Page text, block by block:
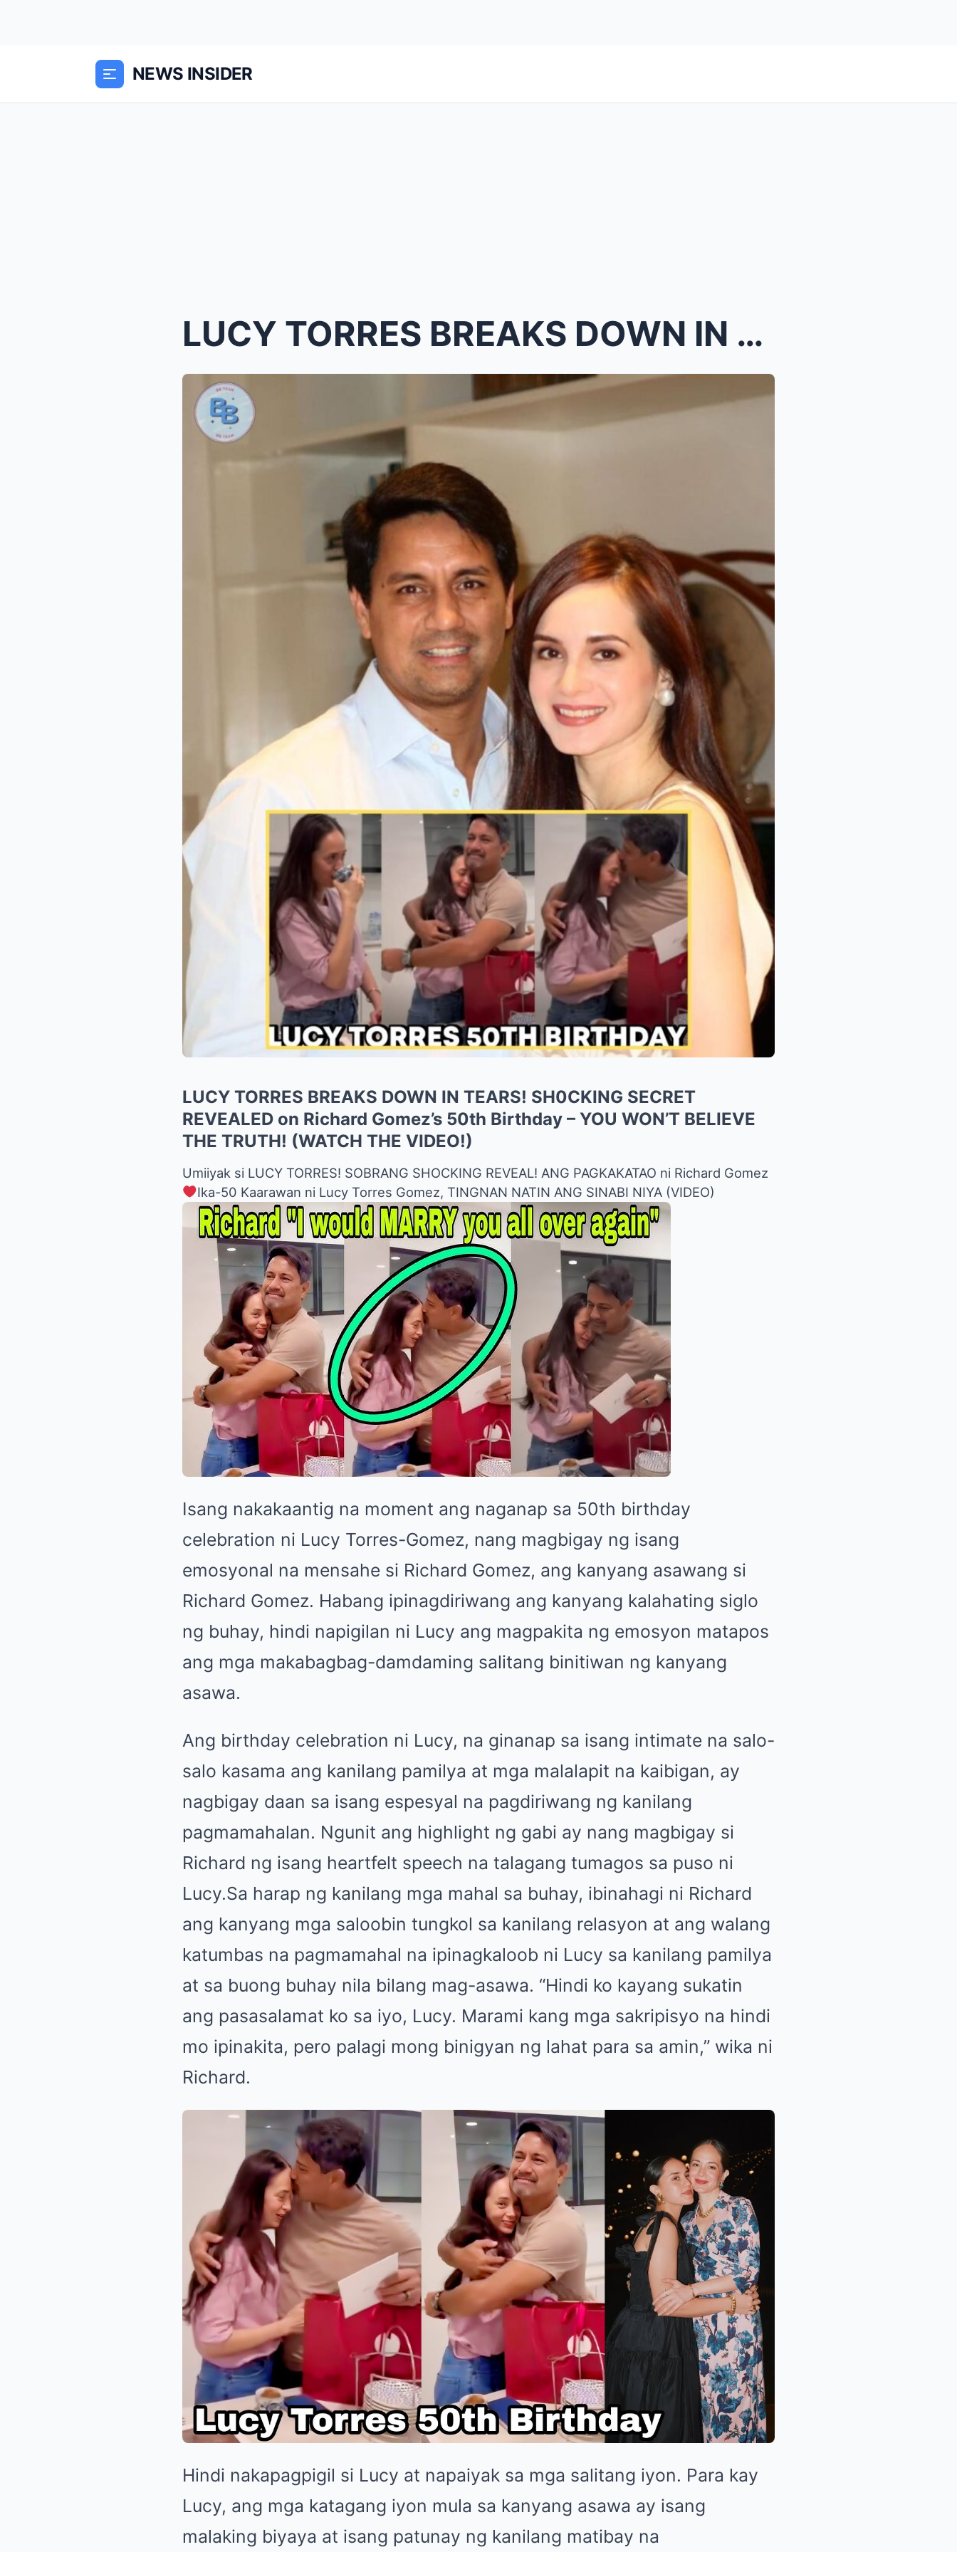
NEWS INSIDER
LUCY TORRES BREAKS DOWN IN TEARS! SH0CKING SECRET ...
LUCY TORRES BREAKS DOWN IN TEARS! SH0CKING SECRET
REVEALED on Richard Gomez’s 50th Birthday – YOU WON’T BELIEVE
THE TRUTH! (WATCH THE VIDEO!)
Umiiyak si LUCY TORRES! SOBRANG SHOCKING REVEAL! ANG PAGKAKATAO ni Richard Gomez
Ika-50 Kaarawan ni Lucy Torres Gomez, TINGNAN NATIN ANG SINABI NIYA (VIDEO)
Isang nakakaantig na moment ang naganap sa 50th birthday
celebration ni Lucy Torres-Gomez, nang magbigay ng isang
emosyonal na mensahe si Richard Gomez, ang kanyang asawang si
Richard Gomez. Habang ipinagdiriwang ang kanyang kalahating siglo
ng buhay, hindi napigilan ni Lucy ang magpakita ng emosyon matapos
ang mga makabagbag-damdaming salitang binitiwan ng kanyang
asawa.
Ang birthday celebration ni Lucy, na ginanap sa isang intimate na salo-
salo kasama ang kanilang pamilya at mga malalapit na kaibigan, ay
nagbigay daan sa isang espesyal na pagdiriwang ng kanilang
pagmamahalan. Ngunit ang highlight ng gabi ay nang magbigay si
Richard ng isang heartfelt speech na talagang tumagos sa puso ni
Lucy.Sa harap ng kanilang mga mahal sa buhay, ibinahagi ni Richard
ang kanyang mga saloobin tungkol sa kanilang relasyon at ang walang
katumbas na pagmamahal na ipinagkaloob ni Lucy sa kanilang pamilya
at sa buong buhay nila bilang mag-asawa. “Hindi ko kayang sukatin
ang pasasalamat ko sa iyo, Lucy. Marami kang mga sakripisyo na hindi
mo ipinakita, pero palagi mong binigyan ng lahat para sa amin,” wika ni
Richard.
Hindi nakapagpigil si Lucy at napaiyak sa mga salitang iyon. Para kay
Lucy, ang mga katagang iyon mula sa kanyang asawa ay isang
malaking biyaya at isang patunay ng kanilang matibay na